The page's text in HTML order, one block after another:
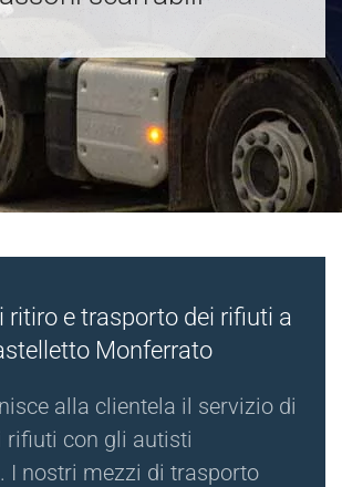
ritiro e trasporto dei rifiuti a
Monferrato
alla clientela il servizio di
rifiuti con gli autisti
I nostri mezzi di trasporto